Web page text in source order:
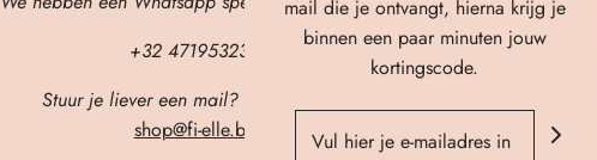
+32 471953236
Stuur je liever een mail? Dat kan ook!
shop@fi-elle.be
mail die je ontvangt, hierna krijg je
binnen een paar minuten jouw
kortingscode.